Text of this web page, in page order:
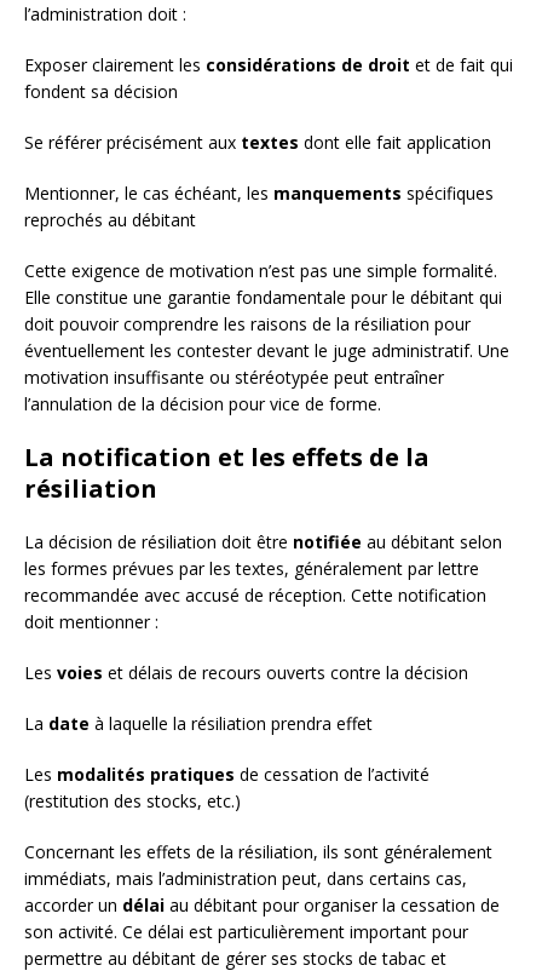
l’administration doit :
Exposer clairement les considérations de droit et de fait qui
fondent sa décision
Se référer précisément aux textes dont elle fait application
Mentionner, le cas échéant, les manquements spécifiques
reprochés au débitant
Cette exigence de motivation n’est pas une simple formalité.
Elle constitue une garantie fondamentale pour le débitant qui
doit pouvoir comprendre les raisons de la résiliation pour
éventuellement les contester devant le juge administratif. Une
motivation insuffisante ou stéréotypée peut entraîner
l’annulation de la décision pour vice de forme.
La notification et les effets de la
résiliation
La décision de résiliation doit être notifiée au débitant selon
les formes prévues par les textes, généralement par lettre
recommandée avec accusé de réception. Cette notification
doit mentionner :
Les voies et délais de recours ouverts contre la décision
La date à laquelle la résiliation prendra effet
Les modalités pratiques de cessation de l’activité
(restitution des stocks, etc.)
Concernant les effets de la résiliation, ils sont généralement
immédiats, mais l’administration peut, dans certains cas,
accorder un délai au débitant pour organiser la cessation de
son activité. Ce délai est particulièrement important pour
permettre au débitant de gérer ses stocks de tabac et